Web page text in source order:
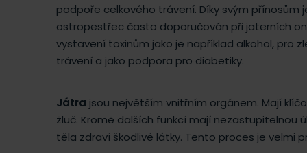
podpoře celkového trávení. Díky svým přínosům
ostropestřec často doporučován při jaterních
vystavení toxinům jako je například alkohol, pro
trávení a jako podpora pro diabetiky.
Játra jsou největším vnitřním orgánem. Mají
žluč. Kromě dalších funkcí mají nezastupitelnou
těla zdraví škodlivé látky. Tento proces je velmi